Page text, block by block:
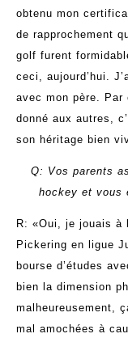
obtenu mon
de rapprochement
golf furent
ceci, aujourd’hui.
avec mon père. Par
donné aux autres,
son héritage bien
Q: Vos parents
hockey et vous
R: «Oui, je jouais à
Pickering en ligue
bourse d’études
bien la dimension
malheureusement,
mal amochées à